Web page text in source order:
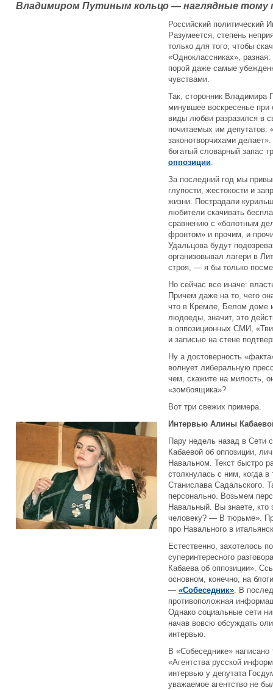
Владимиром Путиным кольцо — наглядные тому
Российский политический
Разумеется, степень
только для того, чтобы
«Одноклассниках»,
порой даже самые
чувствами.
Так, сторонник Владимира
минувшее воскресенье при
виды любви разразился в
почитаемых им депутатов:
законотворчихами
богатый словарный запас
оппозиции.
За последний год мы
глупости, жестокости и
жизни. Пострадали
любители скачивать
сравнению с «болотным
фронтом» и прочим, и
Удальцова будут
организовывал лагери в
строя, — я бы только
Но сейчас все иначе:
Причем даже на то, чего
что в Кремле, Белом доме
людоеды, значит, это
в оппозиционных СМИ,
и записью на стене
Ну а достоверность
волнует либеральную
чем, скажите на милость,
«зомбоящика»?
Вот три свежих примера.
Интервью Алины
Пару недель назад в Сети
Кабаевой об оппозиции,
Навальном. Текст быстро
столкнулась с ним, когда
Станислава Садальского.
персонально. Возьмем
Навальный. Вы знаете,
человеку? — В тюрьме».
про Навального в
Естественно, захотелось
суперинтересного
Кабаева об оппозиции».
основном, конечно, на
— «Собеседник». В
противоположная
Однако социальные сети
начав вовсю обсуждать
интервью.
В «Собеседнике» написано
«Агентства русской
интервью у депутата
уважаемое агентство не